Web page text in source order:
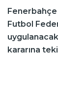
Futbol
kararına